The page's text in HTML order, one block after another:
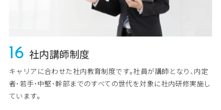
16 社内講師制度
キャリアに合わせた社内教育制度です｡社員が講師となり､内定
者･若手･中堅･幹部までのすべての世代を対象に社内研修実施し
ています。